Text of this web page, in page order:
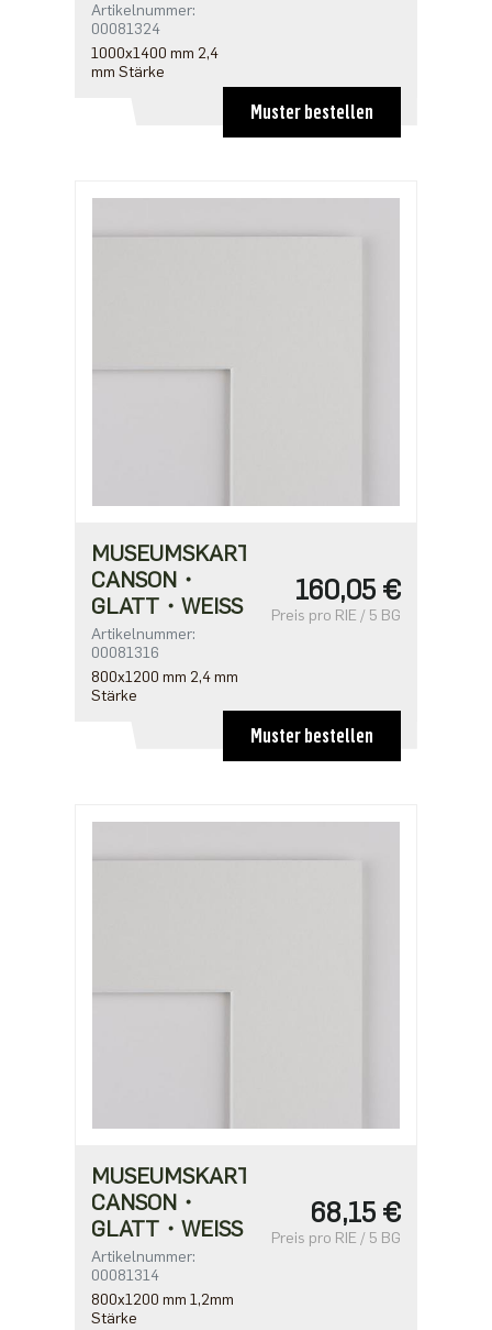
Artikelnummer:
00081324
1000x1400 mm 2,4
mm Stärke
Muster bestellen
MUSEUMSKARTON
CANSON・
GLATT・WEISS
Artikelnummer:
00081316
800x1200 mm 2,4 mm
Stärke
160,05 €
Preis pro RIE / 5 BG
Muster bestellen
MUSEUMSKARTON
CANSON・
GLATT・WEISS
Artikelnummer:
00081314
800x1200 mm 1,2mm
Stärke
68,15 €
Preis pro RIE / 5 BG